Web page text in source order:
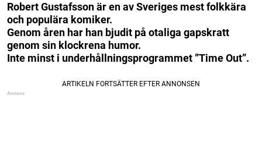
Robert Gustafsson är en av Sveriges mest folkkära
och populära komiker.
Genom åren har han bjudit på otaliga gapskratt
genom sin klockrena humor.
Inte minst i underhållningsprogrammet ”Time Out”.